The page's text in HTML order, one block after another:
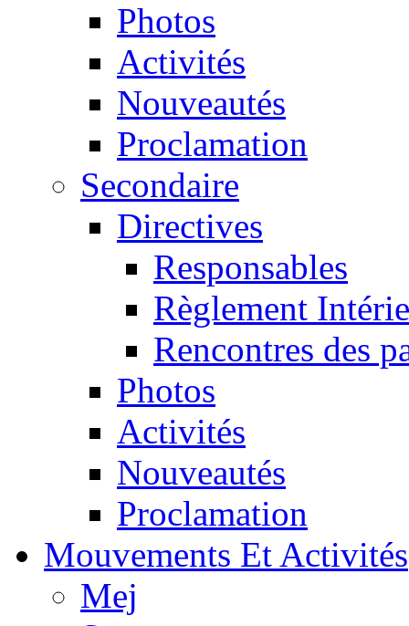
Photos
Activités
Nouveautés
Proclamation
Secondaire
Directives
Responsables
Règlement
Rencontres des
Photos
Activités
Nouveautés
Proclamation
Mouvements Et Activités
Mej